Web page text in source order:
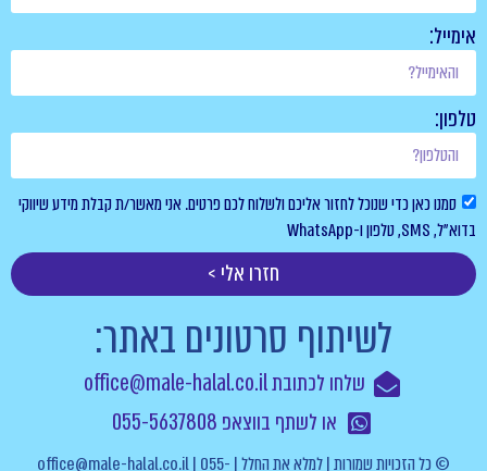
אימייל:
טלפון:
סמנו כאן כדי שנוכל לחזור אליכם ולשלוח לכם פרטים. אני מאשר/ת קבלת מידע שיווקי
בדוא”ל, SMS, טלפון ו-WhatsApp
חזרו אלי >
לשיתוף סרטונים באתר:
שלחו לכתובת office@male-halal.co.il
או לשתף בווצאפ 055-5637808
© כל הזכויות שמורות | למלא את החלל | office@male-halal.co.il | 055-